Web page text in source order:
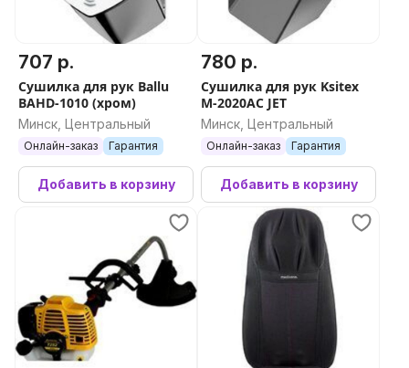
707 р.
Сушилка для рук Ballu
BAHD-1010 (хром)
Минск, Центральный
Онлайн-заказ Гарантия
Добавить в корзину
780 р.
Сушилка для рук Ksitex
M-2020AC JET
Минск, Центральный
Онлайн-заказ Гарантия
Добавить в корзину